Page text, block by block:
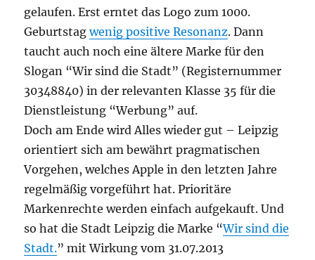
gelaufen. Erst erntet das Logo zum 1000.
Geburtstagwenig positive Resonanz. Dann
taucht auch noch eine ältere Marke für den
Slogan “Wir sind die Stadt” (Registernummer
30348840) in der relevanten Klasse 35 für die
Dienstleistung “Werbung” auf.
Doch am Ende wird Alles wieder gut – Leipzig
orientiert sich am bewährt pragmatischen
Vorgehen, welches Apple in den letzten Jahre
regelmäßig vorgeführt hat. Prioritäre
Markenrechte werden einfach aufgekauft. Und
so hat die Stadt Leipzig die Marke “Wir sind die
Stadt.” mit Wirkung vom 31.07.2013